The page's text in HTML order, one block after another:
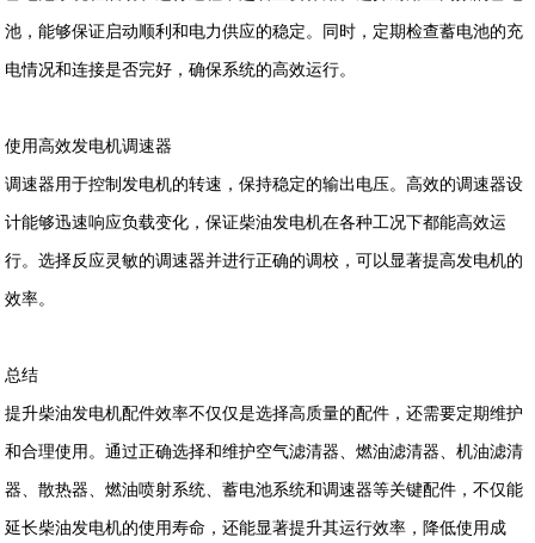
池，能够保证启动顺利和电力供应的稳定。同时，定期检查蓄电池的充
电情况和连接是否完好，确保系统的高效运行。
使用高效发电机调速器
调速器用于控制发电机的转速，保持稳定的输出电压。高效的调速器设
计能够迅速响应负载变化，保证柴油发电机在各种工况下都能高效运
行。选择反应灵敏的调速器并进行正确的调校，可以显著提高发电机的
效率。
总结
提升柴油发电机配件效率不仅仅是选择高质量的配件，还需要定期维护
和合理使用。通过正确选择和维护空气滤清器、燃油滤清器、机油滤清
器、散热器、燃油喷射系统、蓄电池系统和调速器等关键配件，不仅能
延长柴油发电机的使用寿命，还能显著提升其运行效率，降低使用成